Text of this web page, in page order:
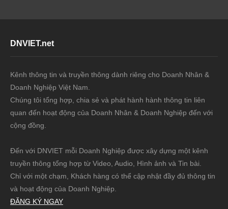
DNVIET.net
Kênh thông tin và truyền thông dành riêng cho Doanh Nhân &
Doanh Nghiệp Việt Nam.
Chúng tôi tổng hợp, chia sẻ và phát hành hành thông tin liên
quan đến hoạt động của Doanh Nhân & Doanh Nghiệp đến với
cộng đồng.
Đến với DNVIET mỗi Doanh Nghiệp được xây dựng một kênh
truyền thông tổng hợp từ Video, Audio, Hình ảnh và Tin bài.
Chỉ với một chạm, Khách hàng có thể cập nhật đầy đủ thông tin
và hoạt động của Doanh Nghiệp.
ĐĂNG KÝ NGAY